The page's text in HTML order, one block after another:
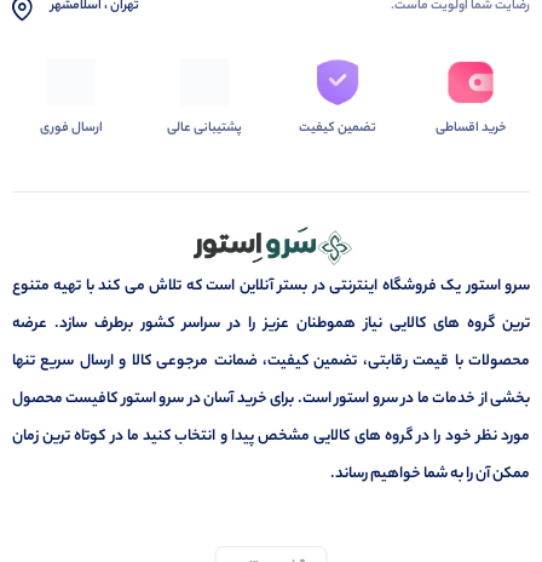
رضایت شما اولویت ماست.
تهران ، اسلامشهر
خرید اقساطی تضمین کیفیت پشتیبانی عالی ارسال فوری
سرو استور یک فروشگاه اینترنتی در بستر آنلاین است که تلاش می کند با تهیه متنوع
ترین گروه های کالایی نیاز هموطنان عزیز را در سراسر کشور برطرف سازد. عرضه
محصولات با قیمت رقابتی، تضمین کیفیت، ضمانت مرجوعی کالا و ارسال سریع تنها
بخشی از خدمات ما در سرو استور است. برای خرید آسان در سرو استور کافیست محصول
مورد نظر خود را در گروه های کالایی مشخص پیدا و انتخاب کنید ما در کوتاه ترین زمان
ممکن آن را به شما خواهیم رساند.